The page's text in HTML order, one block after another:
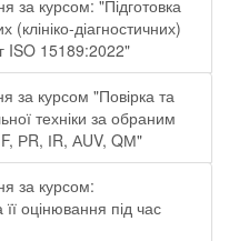
за курсом: "Підготовка
діагностичних)
ISO 15189:2022"
за курсом "Повірка та
техніки за обраним
РR, ІR, АUV, QМ"
за курсом:
оцінювання під час